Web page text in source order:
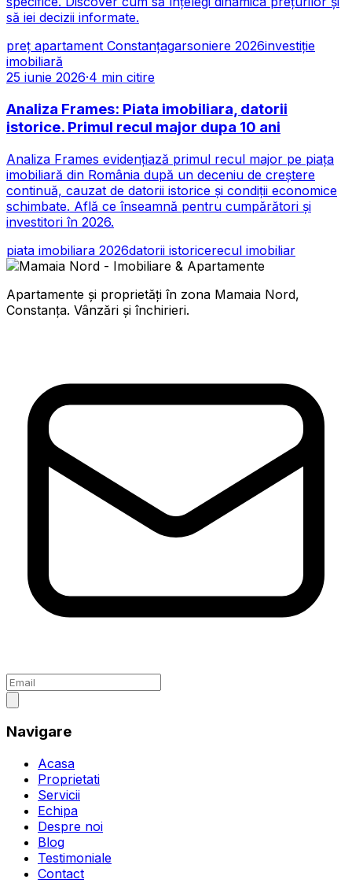
să iei decizii informate.
preț apartament Constanțagarsoniere 2026investiție
imobiliară
25 iunie 2026·4 min citire
Analiza Frames: Piata imobiliara, datorii
istorice. Primul recul major dupa 10 ani
Analiza Frames evidențiază primul recul major pe piața
imobiliară din România după un deceniu de creștere
continuă, cauzat de datorii istorice și condiții economice
schimbate. Află ce înseamnă pentru cumpărători și
investitori în 2026.
piata imobiliara 2026datorii istoricerecul imobiliar
Apartamente și proprietăți în zona Mamaia Nord,
Constanța. Vânzări și închirieri.
Navigare
Acasa
Proprietati
Servicii
Echipa
Despre noi
Blog
Testimoniale
Contact